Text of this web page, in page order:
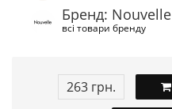
Бренд: Nouvelle
всі товари бренду
263 грн.